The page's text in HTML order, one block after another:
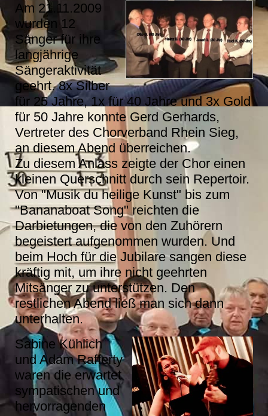
Am 21.11.2009
wurden 12
Sänger für ihre
langjährige
Sängeraktivität
geehrt. 8x Silber
für 25 Jahre, 1x für 40 Jahre und 3x Gold
für 50 Jahre konnte Gerd Gerhards,
Vertreter des Chorverband Rhein Sieg,
an diesem Abend überreichen.
Zu diesem Anlass zeigte der Chor einen
kleinen Querschnitt durch sein Repertoir.
Von "Musik du heilige Kunst" bis zum
"Bananaboat Song" reichten die
Darbietungen, die von den Zuhörern
begeistert aufgenommen wurden. Und
beim Hoch für die Jubilare sangen diese
kräftig mit, um ihre nicht geehrten
Mitsänger zu unterstützen. Den
restlichen Abend ließ man sich dann
unterhalten.
Sabine Kühlich
und Adam Rafferty
waren die erwartet
sympatischen und
hervorragenden